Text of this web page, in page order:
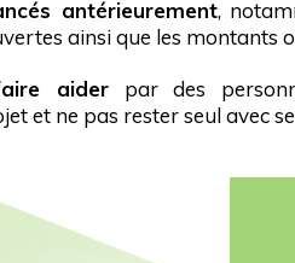
antérieurement,
ainsi que les montants
aiderpar des
et ne pas rester seul avec